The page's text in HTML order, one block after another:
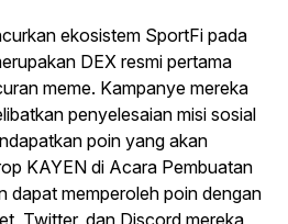
ekosistem SportFi pada
DEX resmi pertama
meme. Kampanye mereka
penyelesaian misi sosial
poin yang akan
KAYEN di Acara Pembuatan
dapat memperoleh poin dengan
Twitter, dan Discord mereka,